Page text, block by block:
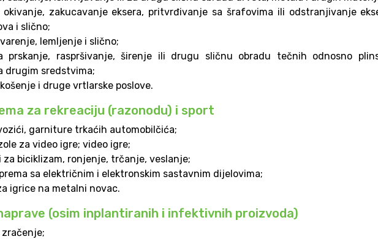
zakucavanje eksera, pritvrđivanje sa šrafovima ili odstranjivanje
i slično;
lemljenje i slično;
prskanje, raspršivanje, širenje ili drugu sličnu obradu tečnih odnosno
drugim sredstvima;
i druge vrtlarske poslove.
za rekreaciju (razonodu) i sport
garniture trkaćih automobilčića;
za video igre; video igre;
za biciklizam, ronjenje, trčanje, veslanje;
sa električnim i elektronskim sastavnim dijelovima;
igrice na metalni novac.
(osim inplantiranih i infektivnih proizvoda)
zračenje;